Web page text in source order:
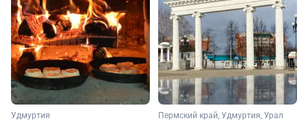
Удмуртия Пермский край, Удмуртия, Урал